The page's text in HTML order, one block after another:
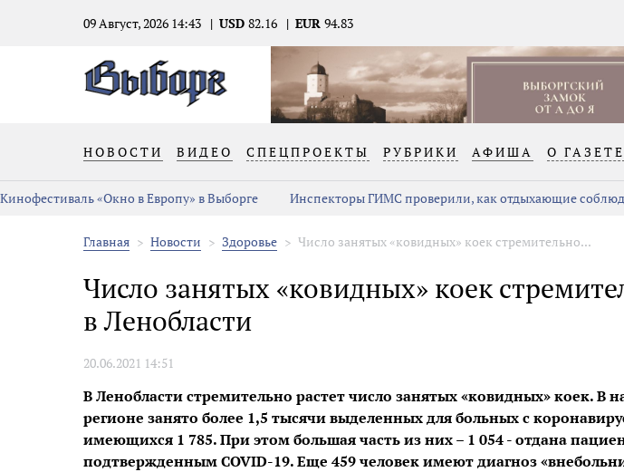
09 Август, 2026 14:43 USD 82.16 EUR 94.83
НОВОСТИ ВИДЕО СПЕЦПРОЕКТЫ РУБРИКИ АФИША О ГАЗЕТЕ
Кинофестиваль «Окно в Европу» в Выборге Инспекторы ГИМС проверили, как отдыхающие
Главная Новости Здоровье Число занятых «ковидных» коек стремительно...
Число занятых «ковидных» коек
в Ленобласти
20.06.2021 14:51
В Ленобласти стремительно растет число занятых «ковидных» коек. В
регионе занято более 1,5 тысячи выделенных для больных с
имеющихся 1 785. При этом большая часть из них – 1 054 - отдана
подтвержденным COVID-19. Еще 459 человек имеют диагноз